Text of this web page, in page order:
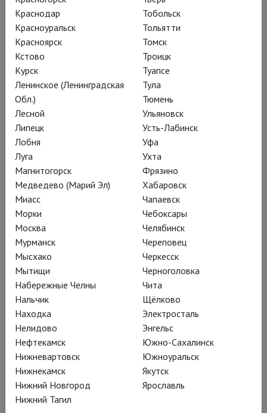
Собранье пёстрых глав
Спектакль Егора Перегудова «Евгений Онегин» на
сцене Театра Маяковского и в кинотеатрах страны
Пополнение коллекции проекта TheatreHD – подробное,
но необременительное изложение базисной русской
классики – пушкинского романа в стихах; про любовь,
судьбу, вешние воды и заморозки…
09.06.2026
Лев Толстой в наши года
Опера Сергея Прокофьева «Война и мир» в
постановке Дмитрия Чернякова – уже легендарный
спектакль Баварской государственной оперы в
Мюнхене
Теперь на экранах кинотеатров в проекте TheatreHD.
Музыкальный эпос разворачивается в одной локации –
Краснодар
Красноуральск
Красноярск
Кстово
Курск
Ленинское (Ленинградская
Обл.)
Лесной
Липецк
Лобня
Луга
Магнитогорск
Медведево (Марий Эл)
Миасс
Морки
Москва
Мурманск
Мысхако
Мытищи
Набережные Челны
Нальчик
Находка
Нелидово
Нефтекамск
Нижневартовск
Нижнекамск
Нижний Новгород
Нижний Тагил
Тобольск
Тольятти
Томск
Троицк
Туапсе
Тула
Тюмень
Ульяновск
Усть-Лабинск
Уфа
Ухта
Фрязино
Хабаровск
Чапаевск
Чебоксары
Челябинск
Череповец
Черкесск
Черноголовка
Чита
Щёлково
Электросталь
Энгельс
Южно-Сахалинск
Южноуральск
Якутск
Ярославль